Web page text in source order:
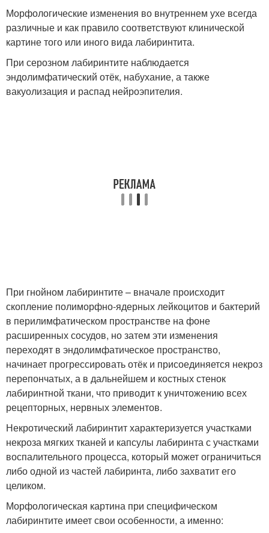
Морфологические изменения во внутреннем ухе всегда
различные и как правило соответствуют клинической
картине того или иного вида лабиринтита.
При серозном лабиринтите наблюдается
эндолимфатический отёк, набухание, а также
вакуолизация и распад нейроэпителия.
При гнойном лабиринтите – вначале происходит
скопление полиморфно-ядерных лейкоцитов и бактерий
в перилимфатическом пространстве на фоне
расширенных сосудов, но затем эти изменения
переходят в эндолимфатическое пространство,
начинает прогрессировать отёк и присоединяется некроз
перепончатых, а в дальнейшем и костных стенок
лабиринтной ткани, что приводит к уничтожению всех
рецепторных, нервных элементов.
Некротический лабиринтит характеризуется участками
некроза мягких тканей и капсулы лабиринта с участками
воспалительного процесса, который может ограничиться
либо одной из частей лабиринта, либо захватит его
целиком.
Морфологическая картина при специфическом
лабиринтите имеет свои особенности, а именно: